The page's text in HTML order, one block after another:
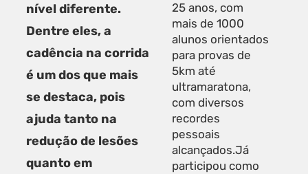
nível diferente.
Dentre eles, a
cadência na corrida
é um dos que mais
se destaca, pois
ajuda tanto na
redução de lesões
quanto em
25 anos, com
mais de 1000
alunos orientados
para provas de
5km até
ultramaratona,
com diversos
recordes
pessoais
alcançados.Já
participou como